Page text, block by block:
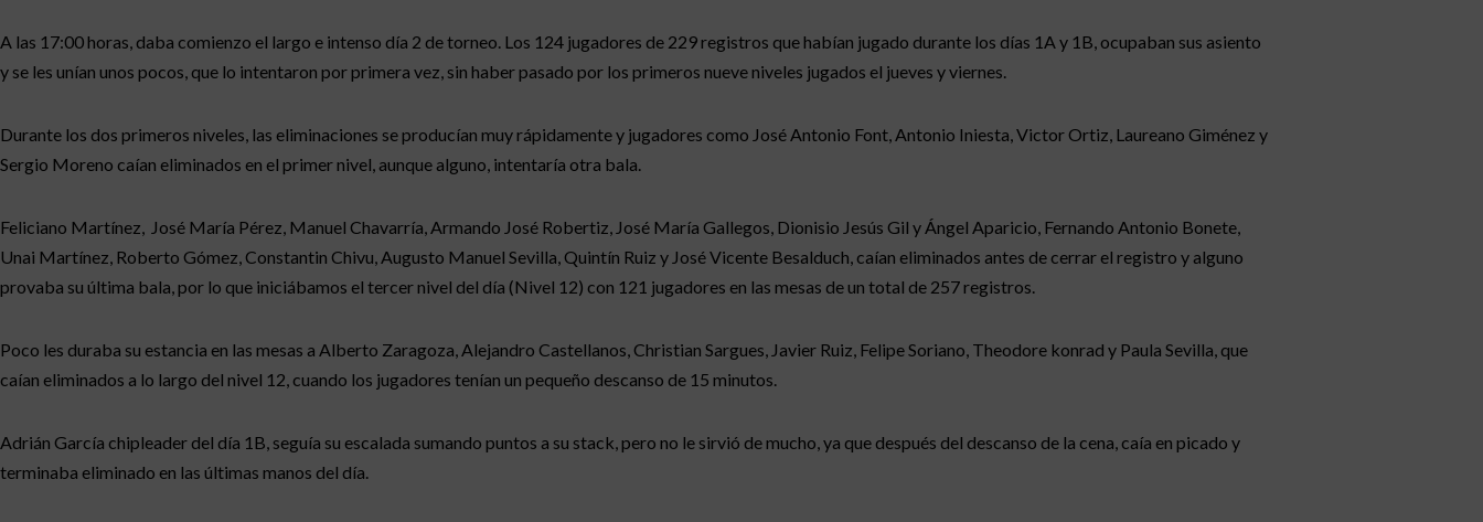
A las 17:00 horas, daba comienzo el largo e intenso día 2 de torneo. Los 124 jugadores de 229 registros que habían jugado durante los días 1A y 1B, ocupaban sus asiento
y se les unían unos pocos, que lo intentaron por primera vez, sin haber pasado por los primeros nueve niveles jugados el jueves y viernes.
Durante los dos primeros niveles, las eliminaciones se producían muy rápidamente y jugadores como José Antonio Font, Antonio Iniesta, Victor Ortiz, Laureano Giménez y
Sergio Moreno caían eliminados en el primer nivel, aunque alguno, intentaría otra bala.
Feliciano Martínez, José María Pérez, Manuel Chavarría, Armando José Robertiz, José María Gallegos, Dionisio Jesús Gil y Ángel Aparicio, Fernando Antonio Bonete,
Unai Martínez, Roberto Gómez, Constantin Chivu, Augusto Manuel Sevilla, Quintín Ruiz y José Vicente Besalduch, caían eliminados antes de cerrar el registro y alguno
provaba su última bala, por lo que iniciábamos el tercer nivel del día (Nivel 12) con 121 jugadores en las mesas de un total de 257 registros.
Poco les duraba su estancia en las mesas a Alberto Zaragoza, Alejandro Castellanos, Christian Sargues, Javier Ruiz, Felipe Soriano, Theodore konrad y Paula Sevilla, que
caían eliminados a lo largo del nivel 12, cuando los jugadores tenían un pequeño descanso de 15 minutos.
Adrián García chipleader del día 1B, seguía su escalada sumando puntos a su stack, pero no le sirvió de mucho, ya que después del descanso de la cena, caía en picado y
terminaba eliminado en las últimas manos del día.